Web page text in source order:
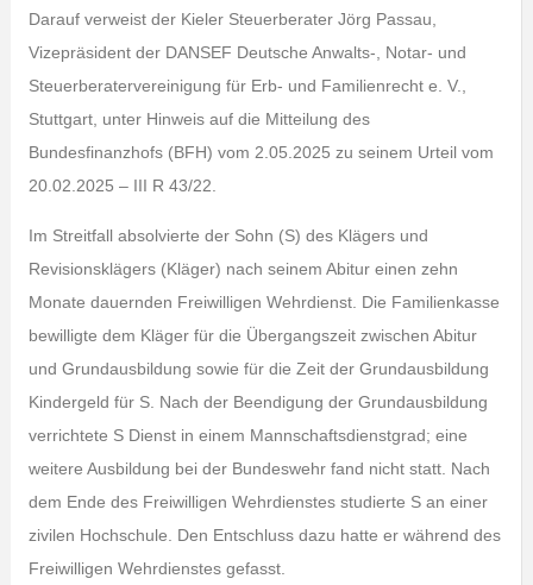
Darauf verweist der Kieler Steuerberater Jörg Passau,
Vizepräsident der DANSEF Deutsche Anwalts-, Notar- und
Steuerberatervereinigung für Erb- und Familienrecht e. V.,
Stuttgart, unter Hinweis auf die Mitteilung des
Bundesfinanzhofs (BFH) vom 2.05.2025 zu seinem Urteil vom
20.02.2025 – III R 43/22.
Im Streitfall absolvierte der Sohn (S) des Klägers und
Revisionsklägers (Kläger) nach seinem Abitur einen zehn
Monate dauernden Freiwilligen Wehrdienst. Die Familienkasse
bewilligte dem Kläger für die Übergangszeit zwischen Abitur
und Grundausbildung sowie für die Zeit der Grundausbildung
Kindergeld für S. Nach der Beendigung der Grundausbildung
verrichtete S Dienst in einem Mannschaftsdienstgrad; eine
weitere Ausbildung bei der Bundeswehr fand nicht statt. Nach
dem Ende des Freiwilligen Wehrdienstes studierte S an einer
zivilen Hochschule. Den Entschluss dazu hatte er während des
Freiwilligen Wehrdienstes gefasst.